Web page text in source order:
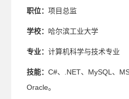
职位：项目总监
学校： 哈尔滨工业大
专业：计算机科学与技术专业
技能：C#、.NET、MySQL、
Oracle。